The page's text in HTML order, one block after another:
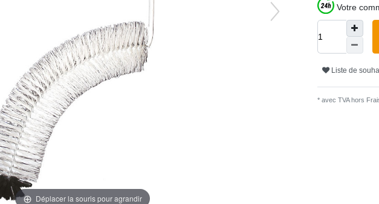
Déplacer la souris pour agrandir
Votre
Liste de
* avec TVA hors